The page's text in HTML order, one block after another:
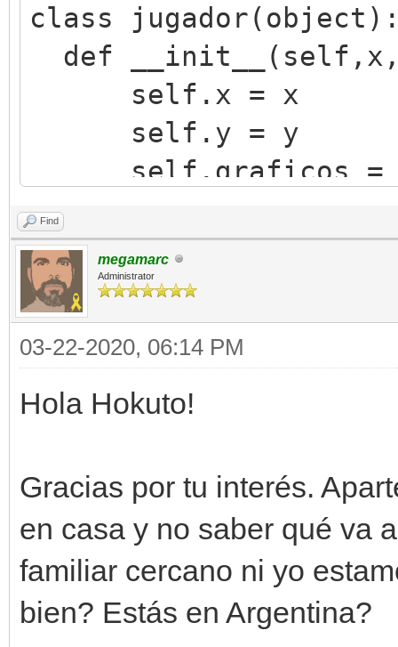
class
def
self.x = x
self.y = y
self.graficos =
animacionParado,0)
def update(self):
if
Find
megamarc
Administrator
03-22-2020, 06:14 PM
Hola Hokuto!
Gracias por tu interés.
en casa y no saber qué va
familiar cercano ni yo
bien? Estás en Argentina?